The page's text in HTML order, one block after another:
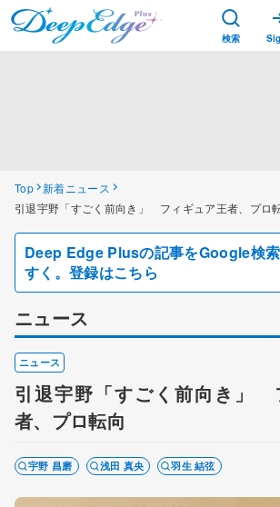
検索
Top 新着ニュース
引退宇野「すごく前向き」 フィギュア王者、プロ
Deep Edge Plusの記事をGoogle検
すく。登録はこちら
ニュース
ニュース
引退宇野「すごく前向き」
者、プロ転向
宇野 昌磨 浅田 真央 羽生 結弦